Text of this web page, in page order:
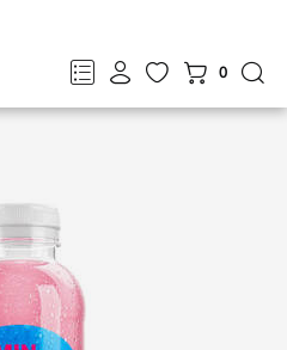
FRDEENIT
0